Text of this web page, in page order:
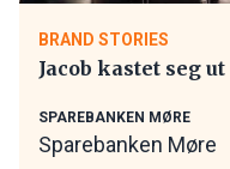
BRAND STORIES
Jacob kastet seg
SPAREBANKEN MØRE
Sparebanken Møre